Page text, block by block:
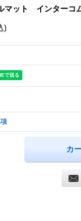
ット インターコ
)